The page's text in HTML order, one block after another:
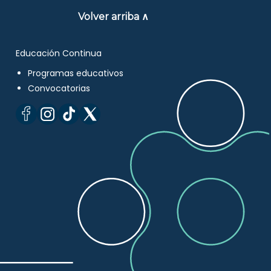
Volver arriba ∧
Educación Continua
Programas educativos
Convocatorias